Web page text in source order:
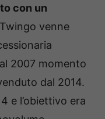
con un
venne
2007 momento
dal 2014.
e l’obiettivo era